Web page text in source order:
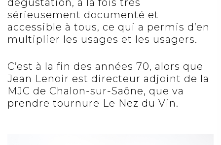
dégustation, à la fois très
sérieusement documenté et
accessible à tous, ce qui a permis d’en
multiplier les usages et les usagers.
C’est à la fin des années 70, alors que
Jean Lenoir est directeur adjoint de la
MJC de Chalon-sur-Saône, que va
prendre tournure Le Nez du Vin.